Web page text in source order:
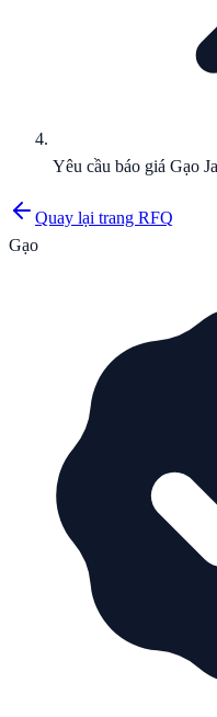
Yêu cầu báo giá Gạo
Quay lại trang RFQ
Gạo